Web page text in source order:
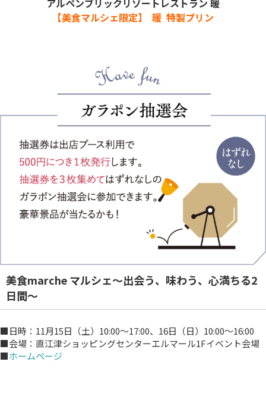
アルペンブリックリゾートレストラン 暖
【美食マルシェ限定】 暖 特製プリン
美食marche マルシェ～出会う、味わう、心満ちる2
日間～
■日時：11月15日（土）10:00～17:00、16日（日）10:00～16:00
■会場：直江津ショッピングセンターエルマール1Fイベント会場
■ホームページ